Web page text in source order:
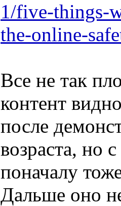
1/five-things-
the-online-
Все не так
контент
после
возраста, но
поначалу
Дальше оно